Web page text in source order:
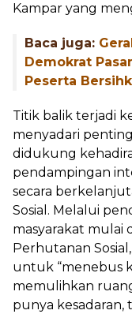
Kampar yang
Baca juga:
Demokrat
Peserta
Titik balik terjadi
menyadari
didukung
pendampingan
secara
Sosial. Melalui
masyarakat mulai
Perhutanan
untuk “menebus
memulihkan
punya kesadaran,